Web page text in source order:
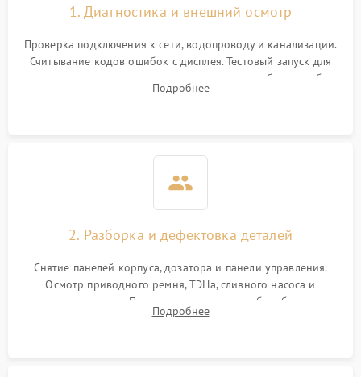
1. Диагностика и внешний осмотр
Проверка подключения к сети, водопроводу и канализации.
Считывание кодов ошибок с дисплея. Тестовый запуск для
выявления посторонних шумов, протечек или сбоев в работе
электронного модуля управления.
Подробнее
2. Разборка и дефектовка деталей
Снятие панелей корпуса, дозатора и панели управления.
Осмотр приводного ремня, ТЭНа, сливного насоса и
амортизаторов. Проверка подшипников барабана и
крестовины на износ, а манжеты люка на разрывы.
Подробнее